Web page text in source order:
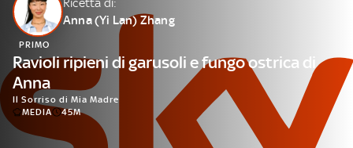
Cos’altro vedere:
PROGRAMMI SKY
Un mondo di offerte:
SKY.IT
NOW
Ricetta di:
Anna (Yi Lan) Zhang
PRIMO
Ravioli ripieni di garusoli e fungo ostrica di
Anna
Il Sorriso di Mia Madre
MEDIA
45M